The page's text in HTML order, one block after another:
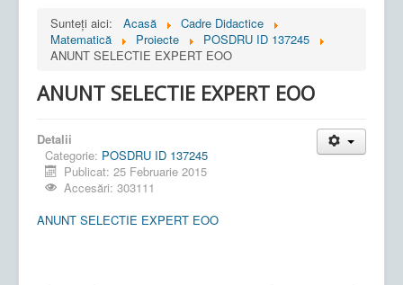
Sunteți aici:
Acasă
Cadre Didactice
Matematică
Proiecte
POSDRU ID 137245
ANUNT SELECTIE EXPERT EOO
ANUNT SELECTIE EXPERT EOO
Detalii
Categorie: POSDRU ID 137245
Publicat: 25 Februarie 2015
Accesări: 303111
ANUNT SELECTIE EXPERT EOO